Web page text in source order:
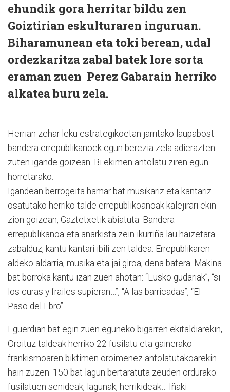
ehundik gora herritar bildu zen
Goiztirian eskulturaren inguruan.
Biharamunean eta toki berean, udal
ordezkaritza zabal batek lore sorta
eraman zuen Perez Gabarain herriko
alkatea buru zela.
Herrian zehar leku estrategikoetan jarritako laupabost
bandera errepublikanoek egun berezia zela adierazten
zuten igande goizean. Bi ekimen antolatu ziren egun
horretarako.
Igandean berrogeita hamar bat musikariz eta kantariz
osatutako herriko talde errepublikoanoak kalejirari ekin
zion goizean, Gaztetxetik abiatuta. Bandera
errepublikanoa eta anarkista zein ikurriña lau haizetara
zabalduz, kantu kantari ibili zen taldea. Errepublikaren
aldeko aldarria, musika eta jai giroa, dena batera. Makina
bat borroka kantu izan zuen ahotan: “Eusko gudariak”, “si
los curas y frailes supieran…”, “A las barricadas”, “El
Paso del Ebro”…
Eguerdian bat egin zuen eguneko bigarren ekitaldiarekin,
Oroituz taldeak herriko 22 fusilatu eta gainerako
frankismoaren biktimen oroimenez antolatutakoarekin
hain zuzen. 150 bat lagun bertaratuta zeuden ordurako:
fusilatuen senideak, lagunak, herrikideak… Iñaki